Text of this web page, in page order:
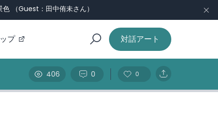
（Guest：田中侑未さん）
プ 対話アート
406 0 0